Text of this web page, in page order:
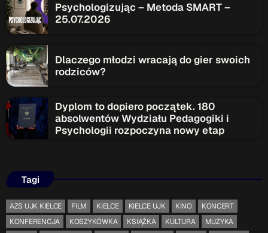
Psychologizując – Metoda SMART –
25.07.2026
Dlaczego młodzi wracają do gier swoich
rodziców?
Dyplom to dopiero początek. 180
absolwentów Wydziału Pedagogiki i
Psychologii rozpoczyna nowy etap
Tagi
AZS UJK KIELCE FILM KIELCE KIELCE UJK KINO
KONCERT
KONFERENCJA
KOSZYKÓWKA KSIĄŻKA KULTURA
MUZYKA